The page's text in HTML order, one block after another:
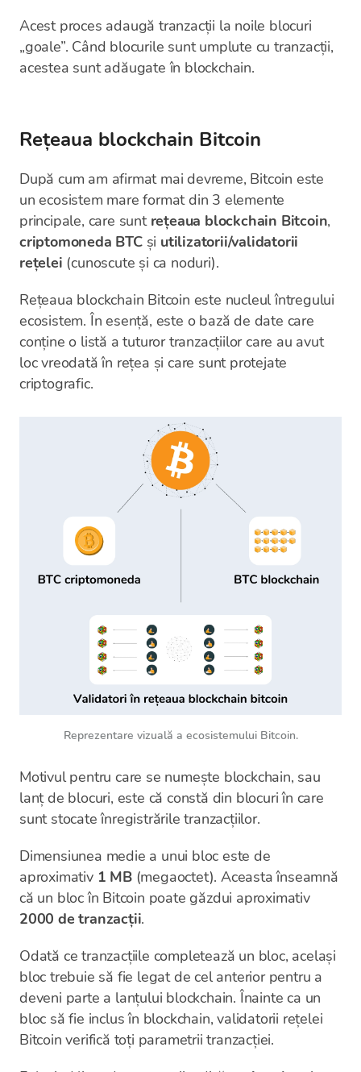
Acest proces adaugă tranzacții la noile blocuri
„goale”. Când blocurile sunt umplute cu tranzacții,
acestea sunt adăugate în blockchain.
Rețeaua blockchain Bitcoin
După cum am afirmat mai devreme, Bitcoin este
un ecosistem mare format din 3 elemente
principale, care sunt rețeaua blockchain Bitcoin,
criptomoneda BTCși utilizatorii/validatorii
rețelei (cunoscute și ca noduri).
Rețeaua blockchain Bitcoin este nucleul întregului
ecosistem. În esență, este o bază de date care
conține o listă a tuturor tranzacțiilor care au avut
loc vreodată în rețea și care sunt protejate
criptografic.
Reprezentare vizuală a ecosistemului Bitcoin.
Motivul pentru care se numește blockchain, sau
lanț de blocuri, este că constă din blocuri în care
sunt stocate înregistrările tranzacțiilor.
Dimensiunea medie a unui bloc este de
aproximativ 1 MB(megaoctet). Aceasta înseamnă
că un bloc în Bitcoin poate găzdui aproximativ
2000 de tranzacții.
Odată ce tranzacțiile completează un bloc, același
bloc trebuie să fie legat de cel anterior pentru a
deveni parte a lanțului blockchain. Înainte ca un
bloc să fie inclus în blockchain, validatorii rețelei
Bitcoin verifică toți parametrii tranzacției.